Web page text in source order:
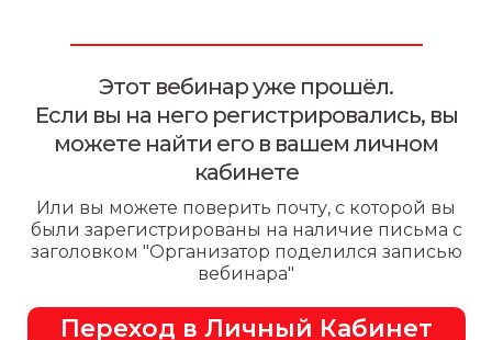
Этот вебинар уже прошёл.
Если вы на него регистрировались, вы
можете найти его в вашем личном
кабинете
Или вы можете поверить почту, с которой вы
были зарегистрированы на наличие письма с
заголовком "Организатор поделился записью
вебинара"
Переход в Личный Кабинет